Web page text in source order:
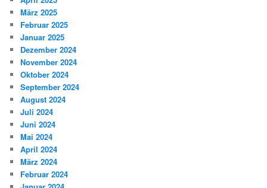
März 2025
Februar 2025
Januar 2025
Dezember 2024
November 2024
Oktober 2024
September 2024
August 2024
Juli 2024
Juni 2024
Mai 2024
April 2024
März 2024
Februar 2024